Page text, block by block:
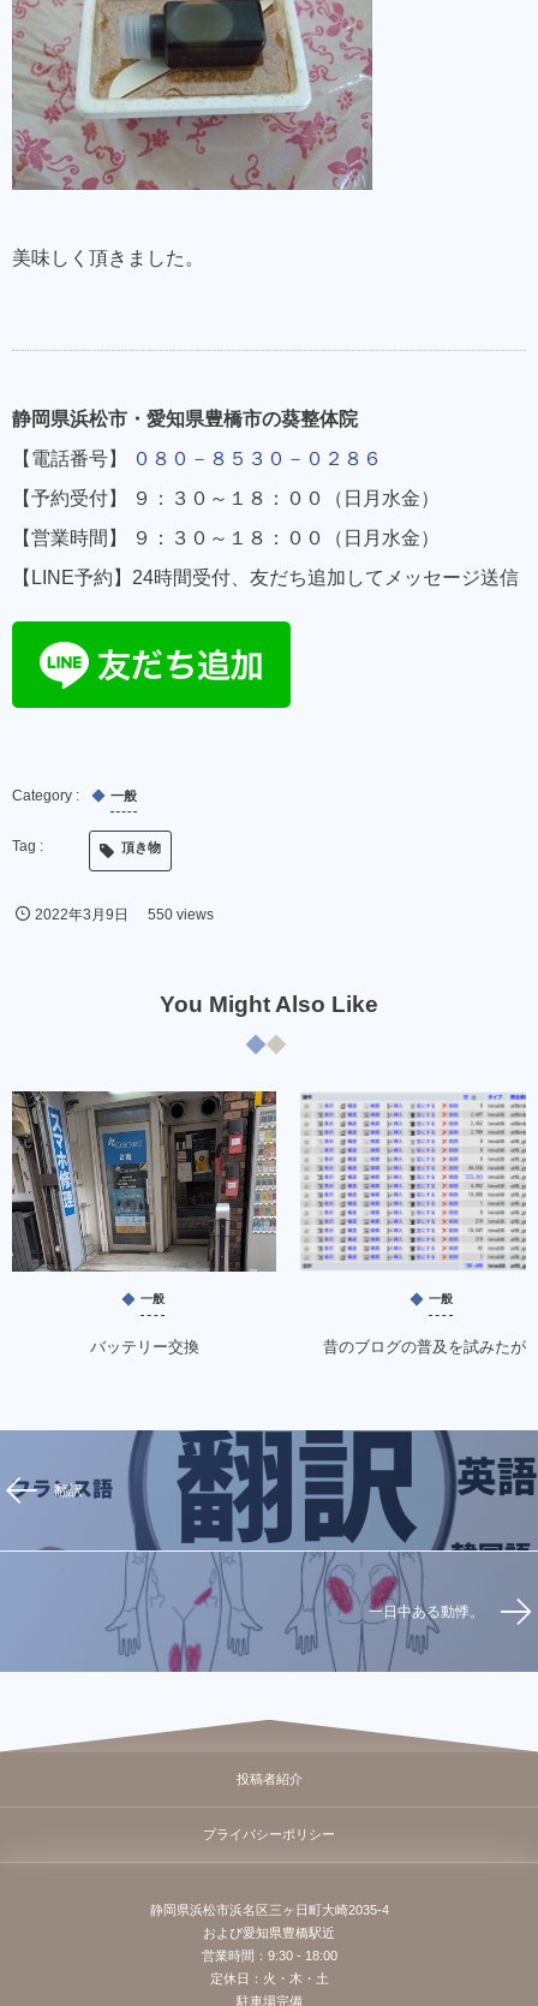
美味しく頂きました。
静岡県浜松市・愛知県豊橋市の葵整体院
【電話番号】
０８０－８５３０－０２８６
【予約受付】 ９：３０～１８：００（日月水金）
【営業時間】 ９：３０～１８：００（日月水金）
【LINE予約】24時間受付、友だち追加してメッセージ送信
一般
頂き物
2022年3月9日 550 views
You Might Also Like
一般
バッテリー交換
一般
昔のブログの普及を試みたが
翻訳
一日中ある動悸。
投稿者紹介
プライバシーポリシー
静岡県浜松市浜名区三ヶ日町大崎2035-4
および愛知県豊橋駅近
営業時間：9:30 - 18:00
定休日：火・木・土
駐車場完備